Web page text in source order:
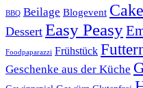
BBQ Beilage Blogevent Cake
Dessert Easy Peasy
Foodpaparazzi Frühstück
Geschenke aus der Küche